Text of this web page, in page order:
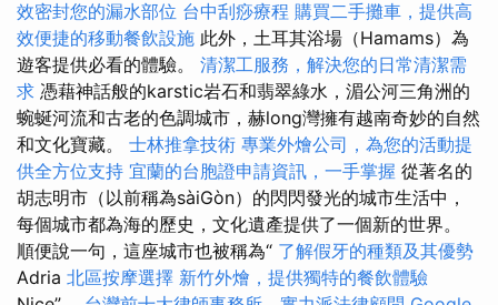
效密封您的漏水部位 台中刮痧療程 購買二手攤車，提供高
效便捷的移動餐飲設施 此外，土耳其浴場（Hamams）為
遊客提供必看的體驗。 清潔工服務，解決您的日常清潔需
求 憑藉神話般的karstic岩石和翡翠綠水，湄公河三角洲的
蜿蜒河流和古老的色調城市，赫long灣擁有越南奇妙的自然
和文化寶藏。 士林推拿技術 專業外燴公司，為您的活動提
供全方位支持 宜蘭的台胞證申請資訊，一手掌握 從著名的
胡志明市（以前稱為sàiGòn）的閃閃發光的城市生活中，
每個城市都為海的歷史，文化遺產提供了一個新的世界。
順便說一句，這座城市也被稱為“ 了解假牙的種類及其優勢
Adria 北區按摩選擇 新竹外燴，提供獨特的餐飲體驗